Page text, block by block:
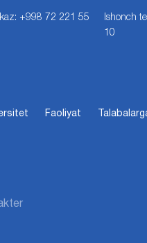
+998 72 221 55
Ishonch
10
Faoliyat